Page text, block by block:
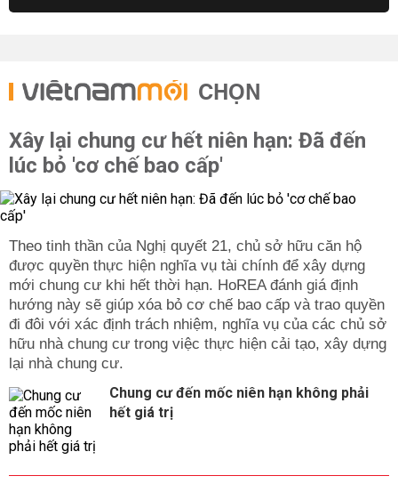
CHỌN
Xây lại chung cư hết niên hạn: Đã đến
lúc bỏ 'cơ chế bao cấp'
Theo tinh thần của Nghị quyết 21, chủ sở hữu căn hộ
được quyền thực hiện nghĩa vụ tài chính để xây dựng
mới chung cư khi hết thời hạn. HoREA đánh giá định
hướng này sẽ giúp xóa bỏ cơ chế bao cấp và trao quyền
đi đôi với xác định trách nhiệm, nghĩa vụ của các chủ sở
hữu nhà chung cư trong việc thực hiện cải tạo, xây dựng
lại nhà chung cư.
Chung cư đến mốc niên hạn không phải
hết giá trị